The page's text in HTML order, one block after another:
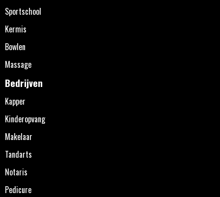
Sportschool
Kermis
Bowlen
Massage
Bedrijven
Kapper
Kinderopvang
Makelaar
Tandarts
Notaris
Pedicure